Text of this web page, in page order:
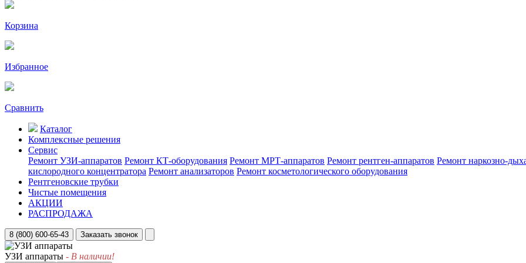
Корзина
Избранное
Сравнить
Каталог
Комплексные решения
Сервис
Ремонт УЗИ-аппаратов Ремонт КТ-оборудования Ремонт МРТ-аппаратов Ремонт рентген-аппаратов Ремонт наркозно-
кислородного концентратора Ремонт анализаторов Ремонт косметологического оборудования
Рентгеновские трубки
Чистые помещения
АКЦИИ
РАСПРОДАЖА
8 (800) 600-65-43 Заказать звонок
УЗИ аппараты - В наличии!